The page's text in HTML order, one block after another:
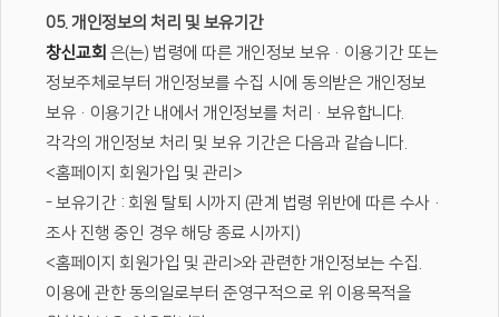
05. 개인정보의 처리 및 보유기간
창신교회 은(는) 법령에 따른 개인정보 보유·이용기간 또는
정보주체로부터 개인정보를 수집 시에 동의받은 개인정보
보유·이용기간 내에서 개인정보를 처리·보유합니다.
각각의 개인정보 처리 및 보유 기간은 다음과 같습니다.
<홈페이지 회원가입 및 관리>
- 보유기간 : 회원 탈퇴 시까지 (관계 법령 위반에 따른 수사·
조사 진행 중인 경우 해당 종료 시까지)
<홈페이지 회원가입 및 관리>와 관련한 개인정보는 수집.
이용에 관한 동의일로부터 준영구적으로 위 이용목적을